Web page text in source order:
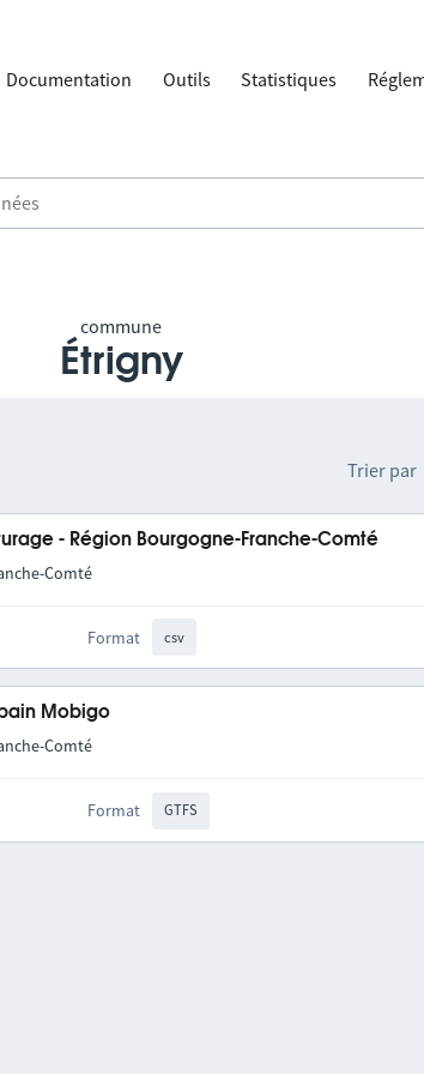
Documentation Outils Statistiques
commune
Étrigny
Trier par
- Région Bourgogne-Franche-Comté
Comté
Format csv
Mobigo
Comté
Format GTFS